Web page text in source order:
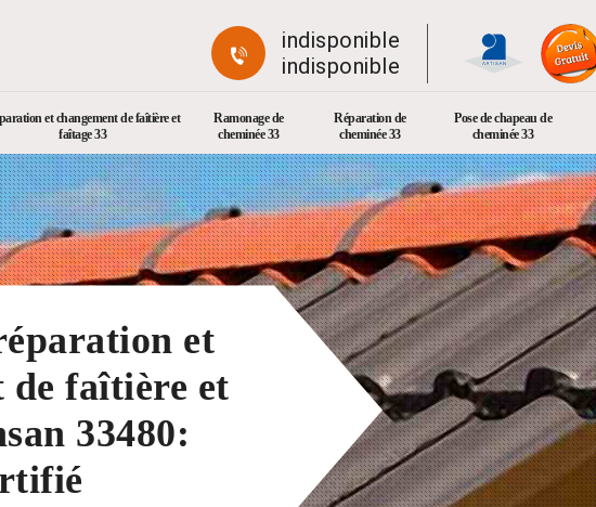
indisponible
indisponible
et changement de faîtière et
faîtage 33
Ramonage de
cheminée 33
Réparation de
cheminée 33
Pose de chapeau de
cheminée 33
et
de faîtière et
33480: